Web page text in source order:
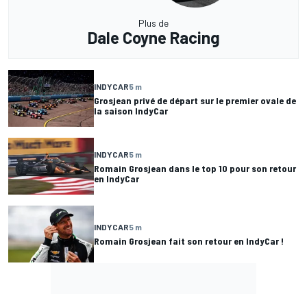
Plus de
Dale Coyne Racing
INDYCAR5 m
Grosjean privé de départ sur le premier ovale de
la saison IndyCar
INDYCAR5 m
Romain Grosjean dans le top 10 pour son retour
en IndyCar
INDYCAR5 m
Romain Grosjean fait son retour en IndyCar !